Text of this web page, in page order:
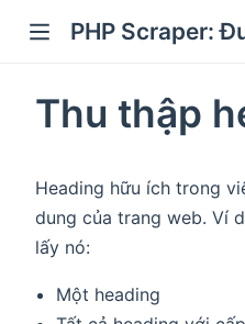
Thu thập
Heading hữu ích trong
dung của trang web. Ví
lấy nó:
Một heading